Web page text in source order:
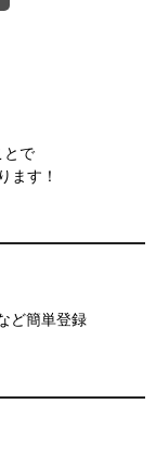
とで
ます！
ど簡単登録